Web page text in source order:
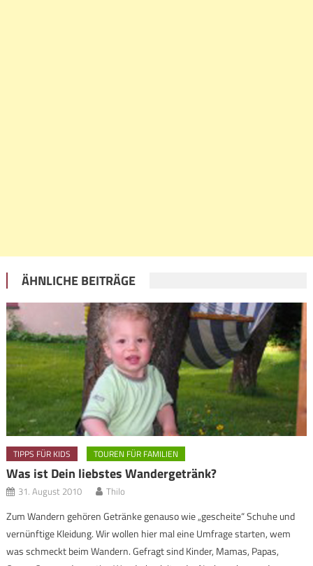
ÄHNLICHE BEITRÄGE
TIPPS FÜR KIDS TOUREN FÜR FAMILIEN
Was ist Dein liebstes Wandergetränk?
31. August 2010 Thilo
Zum Wandern gehören Getränke genauso wie „gescheite“ Schuhe und
vernünftige Kleidung. Wir wollen hier mal eine Umfrage starten, wem
was schmeckt beim Wandern. Gefragt sind Kinder, Mamas, Papas,